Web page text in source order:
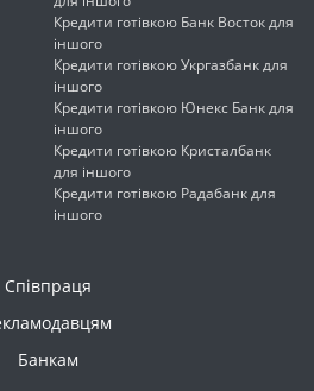
Кредити готівкою Банк Восток для
іншого
Кредити готівкою Укргазбанк для
іншого
Кредити готівкою Юнекс Банк для
іншого
Кредити готівкою Кристалбанк
для іншого
Кредити готівкою Радабанк для
іншого
Співпраця
Банкам